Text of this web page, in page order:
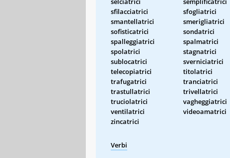
sfilacciatrici
sfogliatrici
smantellatrici
smerigliatrici
sofisticatrici
sondatrici
spalleggiatrici
spalmatrici
spolatrici
stagnatrici
sublocatrici
sverniciatrici
telecopiatrici
titolatrici
trafugatrici
tranciatrici
trastullatrici
trivellatrici
truciolatrici
vagheggiatrici
ventilatrici
videoamatrici
zincatrici
Verbi